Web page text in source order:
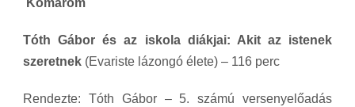
Komárom
Tóth Gábor és az iskola diákjai: Akit az istenek
szeretnek (Evariste lázongó élete) – 116 perc
Rendezte: Tóth Gábor – 5. számú versenyelőadás